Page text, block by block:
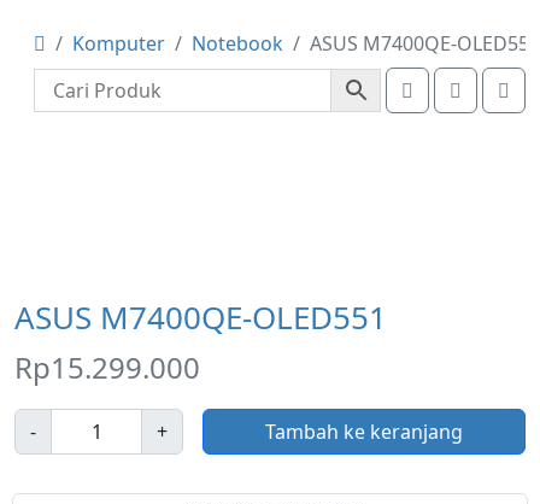
Komputer Notebook
ASUS M7400QE-OLED551
Account
ASUS M7400QE-OLED551
Rp15.299.000
-
J
u
+ Tambah ke keranjang